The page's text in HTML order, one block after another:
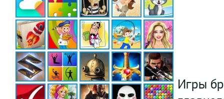
Игры